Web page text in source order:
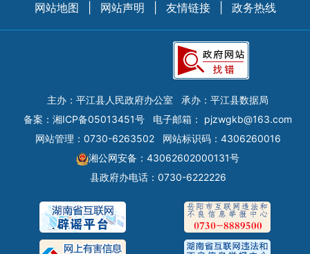
网站地图 网站声明 友情链接 政务热线
主办：平江县人民政府办公室
承办：平江县数据局
备案： 湘ICP备05013451号 电子邮箱： pjzwgkb@163.com
网站管理：0730-6263502
网站标识码：4306260016
湘公网安备：43062602000131号
县政府办电话：0730-6222226